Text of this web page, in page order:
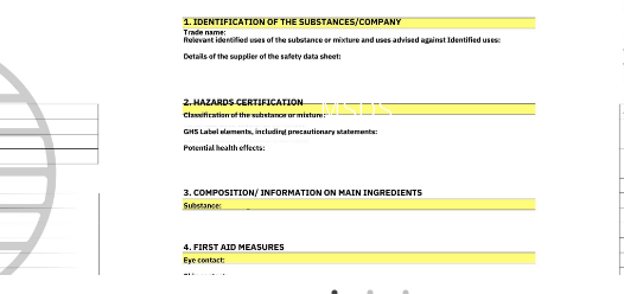
물질안전보고자료
MSDS